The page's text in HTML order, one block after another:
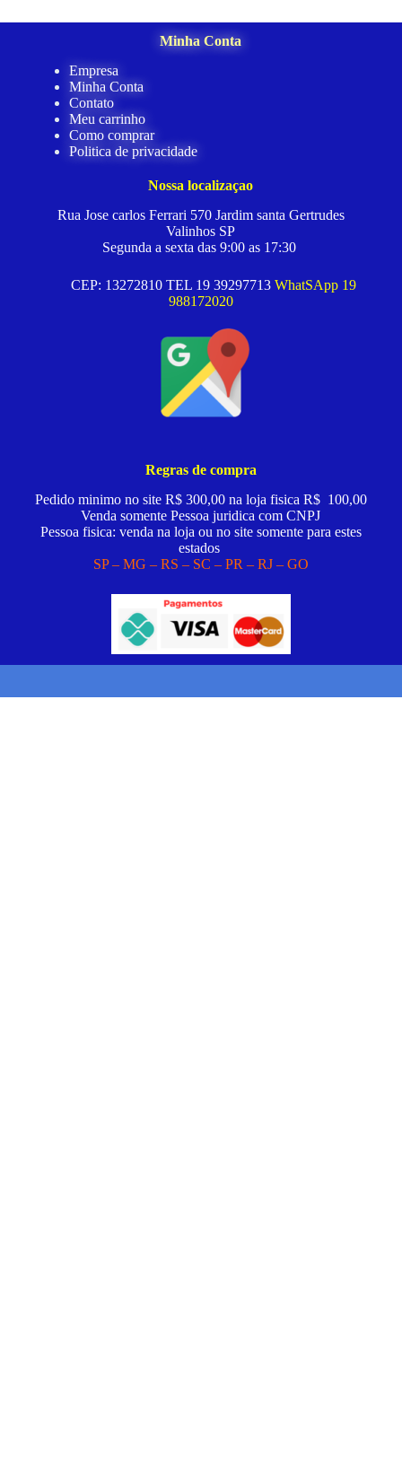
Minha Conta
Empresa
Minha Conta
Contato
Meu carrinho
Como comprar
Politica de privacidade
Nossa localizaçao
Rua Jose carlos Ferrari 570 Jardim santa Gertrudes
Valinhos SP
Segunda a sexta das 9:00 as 17:30
CEP: 13272810 TEL 19 39297713 WhatSApp 19
988172020
Regras de compra
Pedido minimo no site R$ 300,00 na loja fisica R$ 100,00
Venda somente Pessoa juridica com CNPJ
Pessoa fisica: venda na loja ou no site somente para estes
estados
SP – MG – RS – SC – PR – RJ – GO